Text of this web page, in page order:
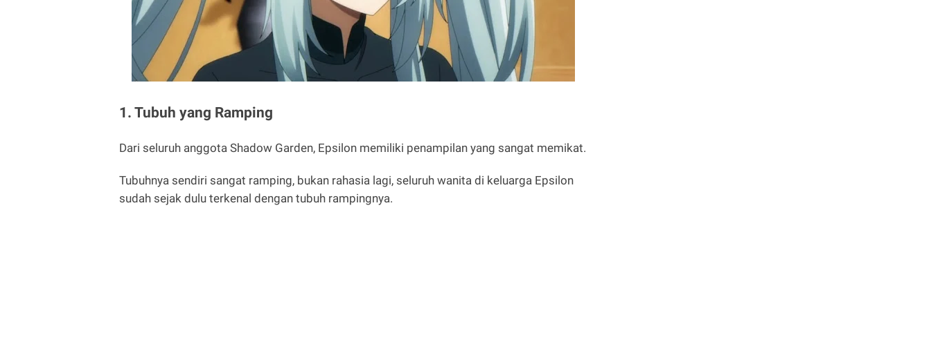
1. Tubuh yang Ramping
Dari seluruh anggota Shadow Garden, Epsilon memiliki penampilan yang sangat memikat.
Tubuhnya sendiri sangat ramping, bukan rahasia lagi, seluruh wanita di keluarga Epsilon
sudah sejak dulu terkenal dengan tubuh rampingnya.